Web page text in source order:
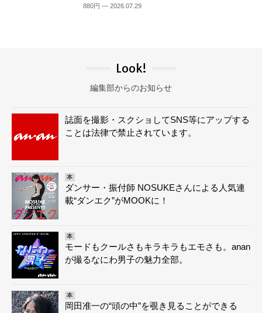
880円 — 2026.07.29
Look!
編集部からのお知らせ
誌面を撮影・スクショしてSNS等にアップする
ことは法律で禁止されています。
本
ダンサー・振付師 NOSUKEさんによる人気連
載“ダンエク”がMOOKに！
本
モードもクールさもキラキラもエモさも。anan
が撮るなにわ男子の魅力全部。
本
岡田准一の“頭の中”を覗き見ることができる